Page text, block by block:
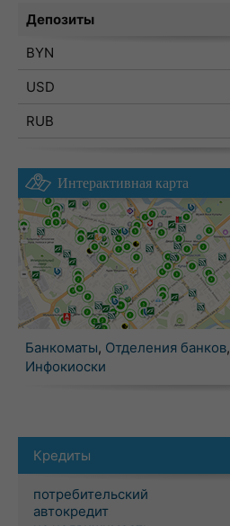
Депозиты
BYN
USD
RUB
Интерактивная карта
Банкоматы, Отделения банков,
Инфокиоски
Кредиты
потребительский
автокредит